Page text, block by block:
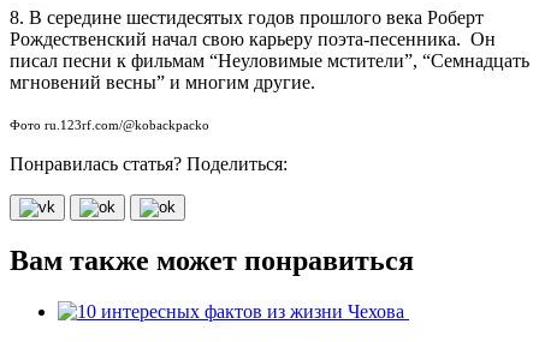
8. В середине шестидесятых годов прошлого века Роберт
Рождественский начал свою карьеру поэта-песенника. Он
писал песни к фильмам “Неуловимые мстители”, “Семнадцать
мгновений весны” и многим другие.
Фото ru.123rf.com/@kobackpacko
Понравилась статья? Поделиться:
Вам также может понравиться